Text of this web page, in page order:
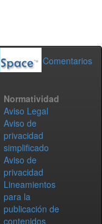
Comentarios
Normatividad
Aviso Legal
Aviso de
privacidad
simplificado
Aviso de
privacidad
Lineamientos
para la
publicación de
contenidos